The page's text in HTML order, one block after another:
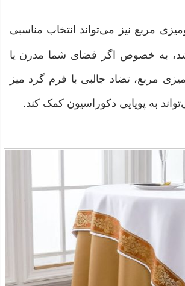
مربع نیز می‌تواند انتخاب مناسبی
به خصوص اگر فضای شما مدرن یا
مربع، تضاد جالبی با فرم گرد میز
به پویایی دکوراسیون کمک کند.